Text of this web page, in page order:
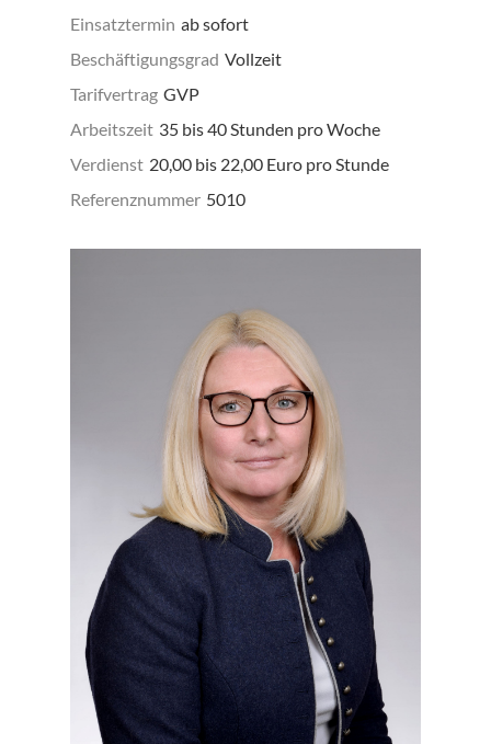
Einsatztermin ab sofort
Beschäftigungsgrad Vollzeit
Tarifvertrag GVP
Arbeitszeit 35 bis 40 Stunden pro Woche
Verdienst 20,00 bis 22,00 Euro pro Stunde
Referenznummer 5010